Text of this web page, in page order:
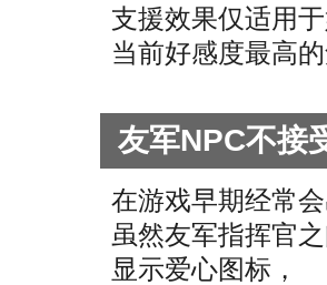
支援效果仅适用
当前好感度最高
友军NPC不接
在游戏早期经常
虽然友军指挥官
显示爱心图标，